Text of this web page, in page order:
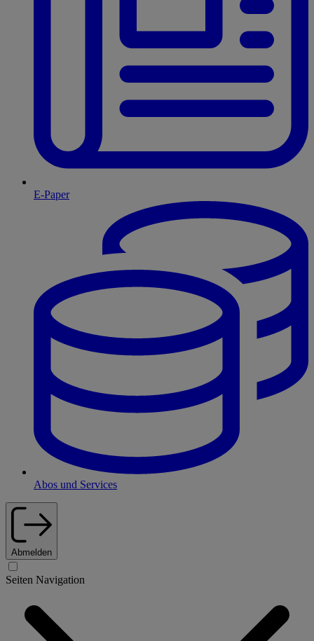
E-Paper
Abos und Services
Abmelden
Seiten Navigation